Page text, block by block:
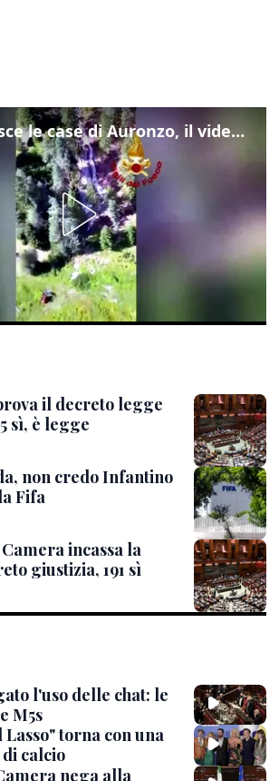
Frana lambisce le case di Auronzo, il video dall'elicottero dei vigili del fuoco
il decreto legge
sì, è legge
non credo Infantino
Fifa
incassa la
giustizia, 191 sì
l'uso delle chat: le
M5s
Lasso" torna con una
calcio
nega alla